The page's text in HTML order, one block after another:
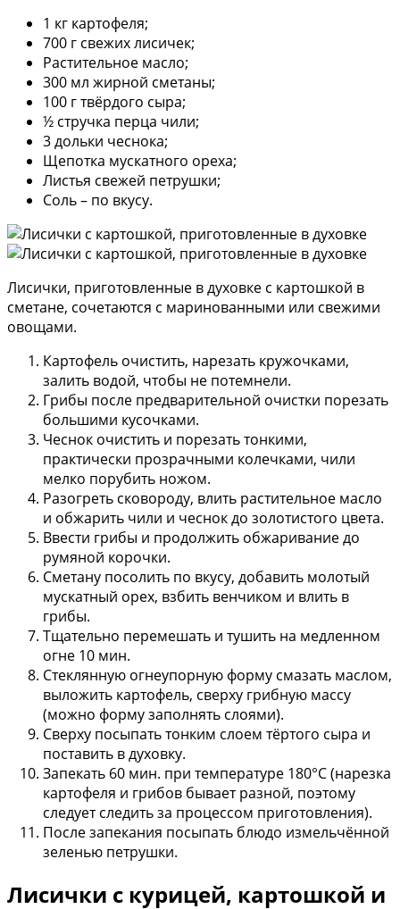
1 кг картофеля;
700 г свежих лисичек;
Растительное масло;
300 мл жирной сметаны;
100 г твёрдого сыра;
½ стручка перца чили;
3 дольки чеснока;
Щепотка мускатного ореха;
Листья свежей петрушки;
Соль – по вкусу.
Лисички, приготовленные в духовке с картошкой в
сметане, сочетаются с маринованными или свежими
овощами.
Картофель очистить, нарезать кружочками,
залить водой, чтобы не потемнели.
Грибы после предварительной очистки порезать
большими кусочками.
Чеснок очистить и порезать тонкими,
практически прозрачными колечками, чили
мелко порубить ножом.
Разогреть сковороду, влить растительное масло
и обжарить чили и чеснок до золотистого цвета.
Ввести грибы и продолжить обжаривание до
румяной корочки.
Сметану посолить по вкусу, добавить молотый
мускатный орех, взбить венчиком и влить в
грибы.
Тщательно перемешать и тушить на медленном
огне 10 мин.
Стеклянную огнеупорную форму смазать маслом,
выложить картофель, сверху грибную массу
(можно форму заполнять слоями).
Сверху посыпать тонким слоем тёртого сыра и
поставить в духовку.
Запекать 60 мин. при температуре 180°С (нарезка
картофеля и грибов бывает разной, поэтому
следует следить за процессом приготовления).
После запекания посыпать блюдо измельчённой
зеленью петрушки.
Лисички с курицей, картошкой и